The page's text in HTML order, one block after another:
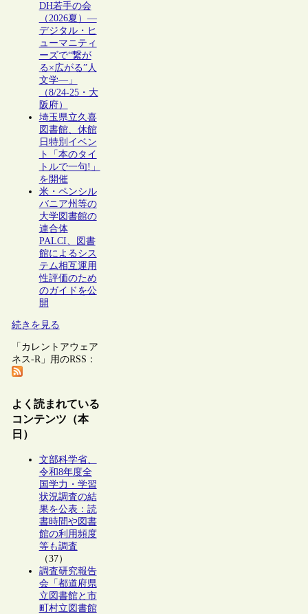
DH若手の会
（2026夏）―
デジタル・ヒ
ューマニティ
ーズで“繋が
る×広がる”人
文学―」
（8/24-25・大
阪府）
埼玉県立久喜
図書館、休館
日特別イベン
ト「本のタイ
トルで一句!」
を開催
米・ペンシル
バニア州等の
大学図書館の
連合体
PALCI、図書
館によるシス
テム相互運用
性評価のため
のガイドを公
開
続きを見る
「カレントアウェア
ネス-R」用のRSS：
よく読まれている
コンテンツ（本
日）
文部科学省、
令和8年度全
国学力・学習
状況調査の結
果を公表：読
書時間や図書
館の利用頻度
等も調査
（37）
調査研究報告
会「都道府県
立図書館と市
町村立図書館